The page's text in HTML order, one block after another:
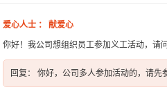
爱心人士 ： 献爱心
你好！我公司想组织员工参加义工活动，请
回复： 你好，公司多人参加活动的，请